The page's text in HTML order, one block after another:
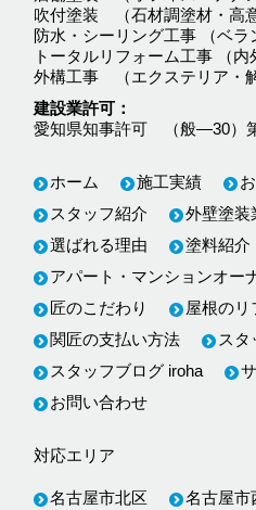
吹付塗装 （石材調塗材・高
防水・シーリング工事 （ベラ
トータルリフォーム工事 （内
外構工事 （エクステリア・解
建設業許可
愛知県知事許可 （般―30）
ホーム 施工実績
スタッフ紹介
外壁塗装
選ばれる理由
塗料紹介
アパート・マンションオー
匠のこだわり
屋根のリ
関匠の支払い方法
スタ
スタッフブログ iroha
お問い合わせ
対応エリア
名古屋市北区 名古屋市